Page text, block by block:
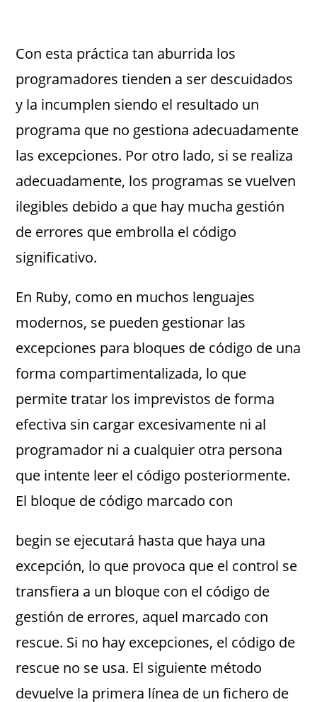
Con esta práctica tan aburrida los
programadores tienden a ser descuidados
y la incumplen siendo el resultado un
programa que no gestiona adecuadamente
las excepciones. Por otro lado, si se realiza
adecuadamente, los programas se vuelven
ilegibles debido a que hay mucha gestión
de errores que embrolla el código
significativo.
En Ruby, como en muchos lenguajes
modernos, se pueden gestionar las
excepciones para bloques de código de una
forma compartimentalizada, lo que
permite tratar los imprevistos de forma
efectiva sin cargar excesivamente ni al
programador ni a cualquier otra persona
que intente leer el código posteriormente.
El bloque de código marcado con
begin se ejecutará hasta que haya una
excepción, lo que provoca que el control se
transfiera a un bloque con el código de
gestión de errores, aquel marcado con
rescue. Si no hay excepciones, el código de
rescue no se usa. El siguiente método
devuelve la primera línea de un fichero de